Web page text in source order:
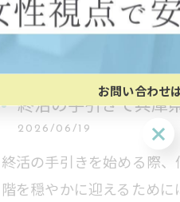
いも生まれやすいもの…
終活の手引きで兵庫
2026/06/19
終活の手引きを始める際
階を穏やかに迎えるため
お問い合わせ
お問い合わせ